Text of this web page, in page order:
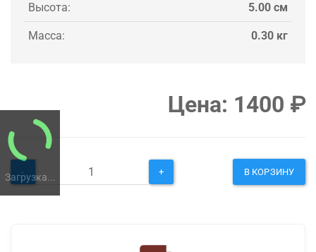
Загрузка...
Высота: 5.00 см
Масса: 0.30 кг
Цена: 1400 ₽
- + В КОРЗИНУ